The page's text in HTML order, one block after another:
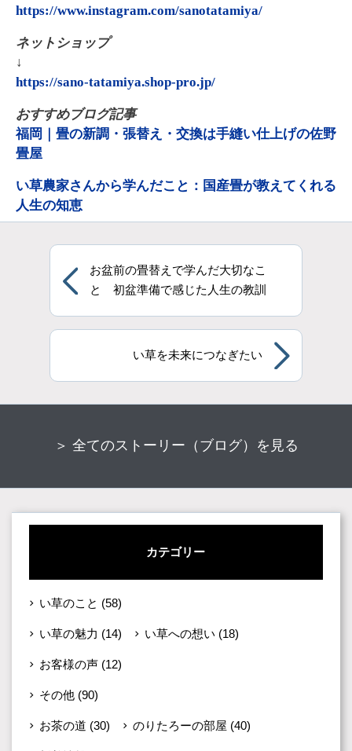
https://www.instagram.com/sanotatamiya/
ネットショップ
↓
https://sano-tatamiya.shop-pro.jp/
おすすめブログ記事
福岡｜畳の新調・張替え・交換は手縫い仕上げの佐野
畳屋
い草農家さんから学んだこと：国産畳が教えてくれる
人生の知恵
お盆前の畳替えで学んだ大切なこ
と 初盆準備で感じた人生の教訓
い草を未来につなぎたい
＞ 全てのストーリー（ブログ）を見る
カテゴリー
い草のこと (58)
い草の魅力 (14) い草への想い (18)
お客様の声 (12)
その他 (90)
お茶の道 (30) のりたろーの部屋 (40)